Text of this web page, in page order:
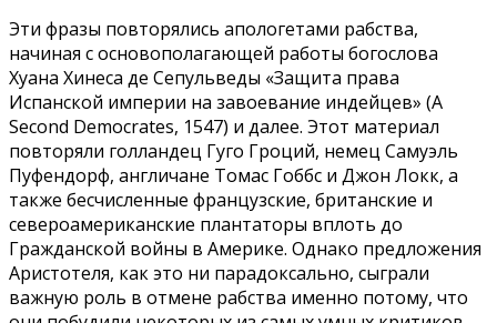
Эти фразы повторялись апологетами рабства,
начиная с основополагающей работы богослова
Хуана Хинеса де Сепульведы «Защита права
Испанской империи на завоевание индейцев» (A
Second Democrates, 1547) и далее. Этот материал
повторяли голландец Гуго Гроций, немец Самуэль
Пуфендорф, англичане Томас Гоббс и Джон Локк, а
также бесчисленные французские, британские и
североамериканские плантаторы вплоть до
Гражданской войны в Америке. Однако предложения
Аристотеля, как это ни парадоксально, сыграли
важную роль в отмене рабства именно потому, что